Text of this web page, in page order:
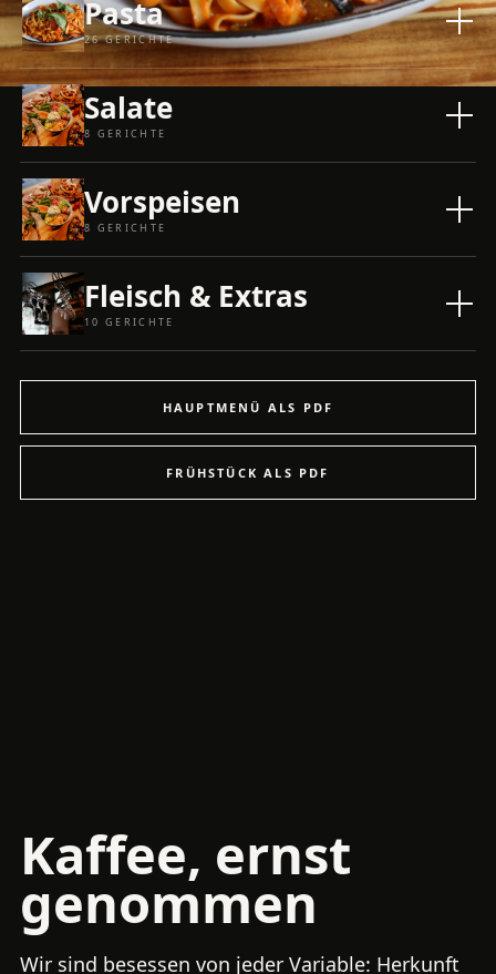
Pasta
26 GERICHTE
Salate
8 GERICHTE
Vorspeisen
8 GERICHTE
Fleisch & Extras
10 GERICHTE
HAUPTMENÜ ALS PDF
FRÜHSTÜCK ALS PDF
Kaffee, ernst
genommen
Wir sind besessen von jeder Variable: Herkunft